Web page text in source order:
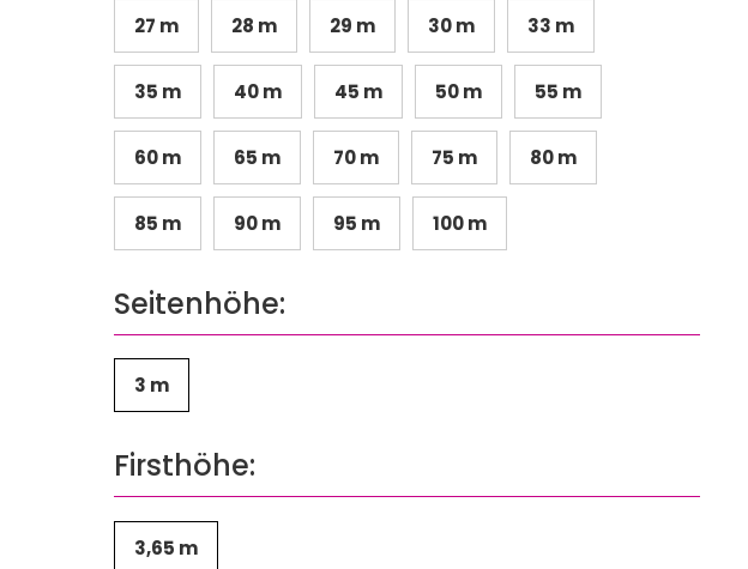
27 m 28 m 29 m 30 m 33 m
35 m 40 m 45 m 50 m 55 m
60 m 65 m 70 m 75 m 80 m
85 m 90 m 95 m 100 m
Seitenhöhe:
3 m
Firsthöhe:
3,65 m